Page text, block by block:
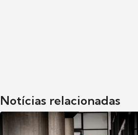
Notícias relacionadas